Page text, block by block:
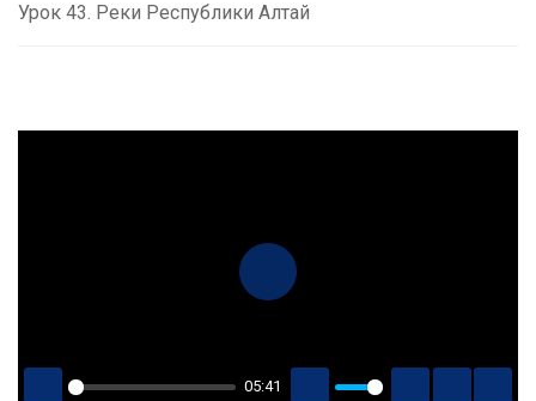
Урок 43. Реки Республики Алтай
05:41
PLAY